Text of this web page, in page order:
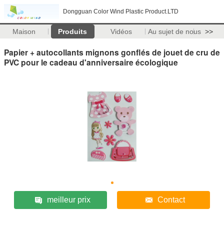
Dongguan Color Wind Plastic Product.LTD
Maison Produits Vidéos Au sujet de nous >>
Papier + autocollants mignons gonflés de jouet de cru de
PVC pour le cadeau d'anniversaire écologique
meilleur prix Contact